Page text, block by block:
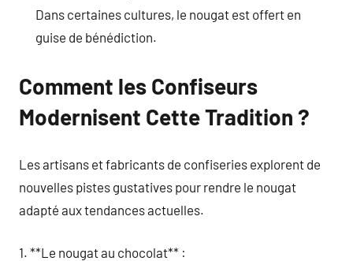
Dans certaines cultures, le nougat est offert en
guise de bénédiction.
Comment les Confiseurs
Modernisent Cette Tradition ?
Les artisans et fabricants de confiseries explorent de
nouvelles pistes gustatives pour rendre le nougat
adapté aux tendances actuelles.
1. **Le nougat au chocolat** :